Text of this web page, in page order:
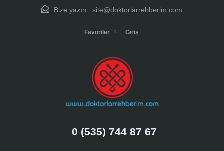
Bize yazın : site@doktorlarrehberim.com
Favoriler Giriş
0 (535) 744 87 67